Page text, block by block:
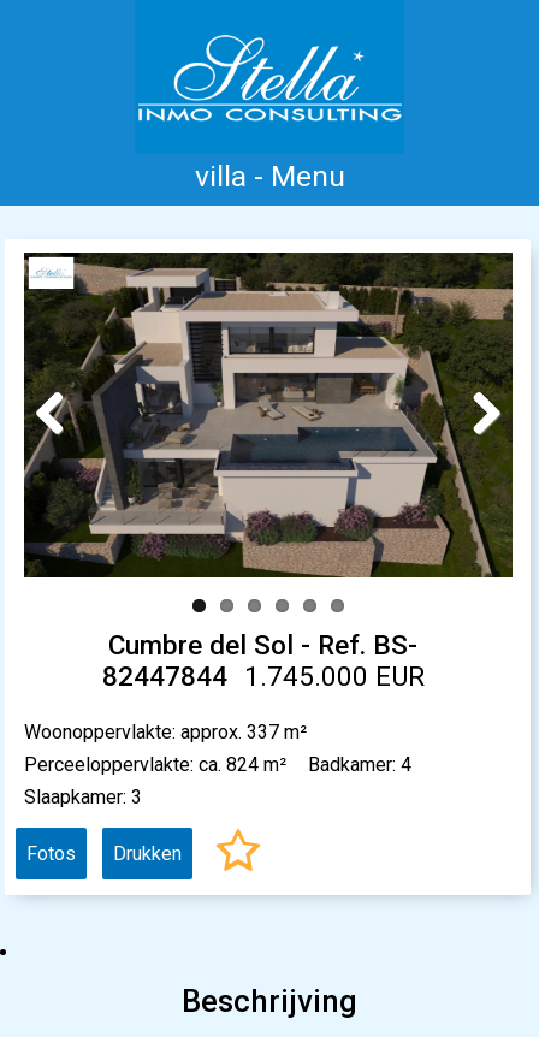
villa - Menu
Home Costa Blanca Koop Huur
Nieuwbouw Informatie Referenties
Contact
Previous Next
Cumbre del Sol - Ref. BS-
82447844
1.745.000 EUR
Woonoppervlakte: approx. 337 m²
Perceeloppervlakte: ca. 824 m²
Badkamer: 4
Slaapkamer: 3
Fotos Drukken
Beschrijving